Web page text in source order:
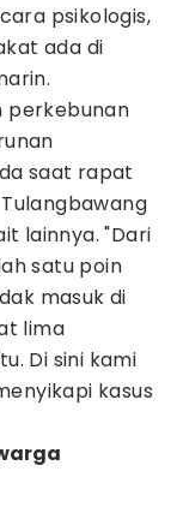
psikologis,
ada di
perkebunan
saat rapat
lainnya. "Dari
satu poin
masuk di
lima
Di sini kami
kasus